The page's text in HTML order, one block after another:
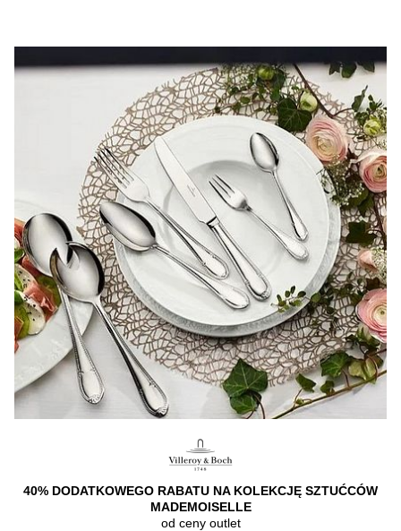
40% DODATKOWEGO RABATU NA KOLEKCJĘ SZTUĆCÓW
MADEMOISELLE
od ceny outlet